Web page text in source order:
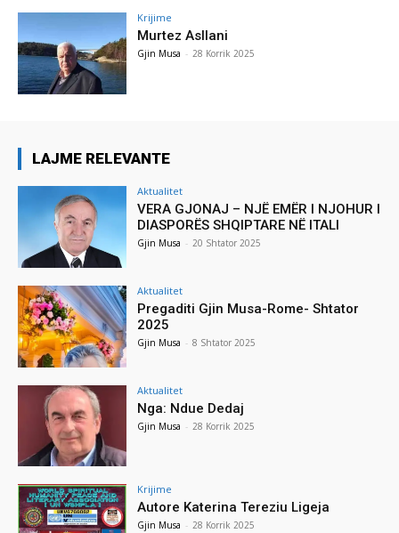
Krijime
Murtez Asllani
Gjin Musa - 28 Korrik 2025
LAJME RELEVANTE
Aktualitet
VERA GJONAJ – NJË EMËR I NJOHUR I
DIASPORËS SHQIPTARE NË ITALI
Gjin Musa - 20 Shtator 2025
Aktualitet
Pregaditi Gjin Musa-Rome- Shtator
2025
Gjin Musa - 8 Shtator 2025
Aktualitet
Nga: Ndue Dedaj
Gjin Musa - 28 Korrik 2025
Krijime
Autore Katerina Tereziu Ligeja
Gjin Musa - 28 Korrik 2025